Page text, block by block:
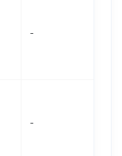
-
-